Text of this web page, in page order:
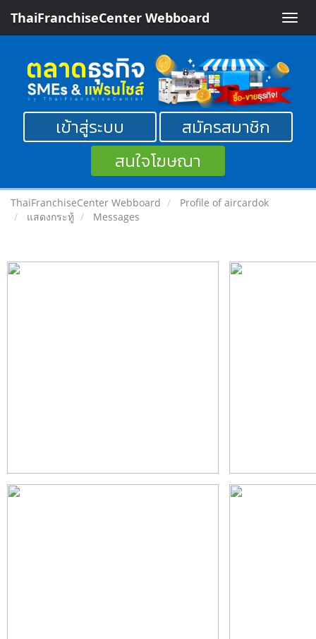
Toggle
ThaiFranchiseCenter Webboard
เข้าสู่ระบบ
สมัครสมาชิก
สนใจโฆษณา
ThaiFranchiseCenter Webboard
Profile of aircardok
แสดงกระทู้
Messages